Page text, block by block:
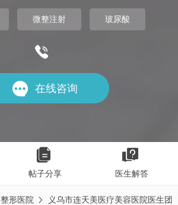
微整注射 玻尿酸

 在线咨询

帖子分享

医生解答
整形医院 
义乌市连天美医疗美容医院医生团